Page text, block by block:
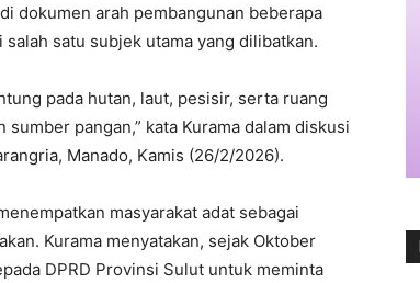
dokumen arah pembangunan beberapa
satu subjek utama yang dilibatkan.
pada hutan, laut, pesisir, serta ruang
pangan,” kata Kurama dalam diskusi
Manado, Kamis (26/2/2026).
masyarakat adat sebagai
Kurama menyatakan, sejak Oktober
DPRD Provinsi Sulut untuk meminta